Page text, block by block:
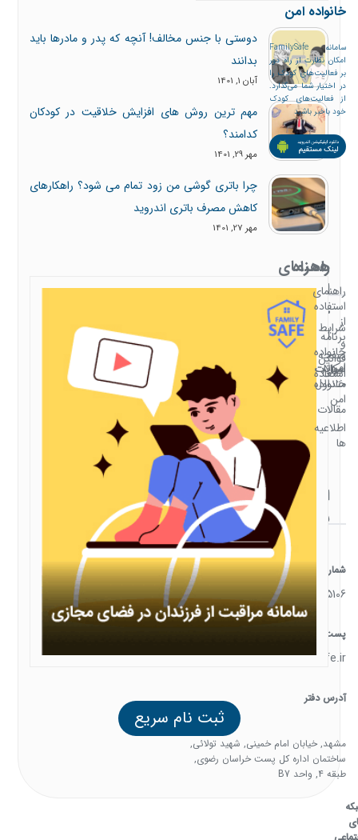
دوستی با جنس مخالف! آنچه که پدر و مادرها باید
بدانند
آبان 1, 1401
مهم ترین روش های افزایش خلاقیت در کودکان
کدامند؟
مهر 29, 1401
چرا باتری گوشی من زود تمام می شود؟ راهکارهای
کاهش مصرف باتری اندروید
مهر 27, 1401
ثبت نام سریع
خانواده امن
سامانه FamilySafe
امکان نظارت از راه دور
بر فعالیت‌های کودک را
در اختیار شما می‌گذارد.
از فعالیت‌های کودک
خود باخبر باشید
همراه
با
خانواده
امن
صفحه
اصلی
امکانات
خانواده
امن
مقالات
اطلاعیه
ها
راهنمای
استفادهراهنمای
استفاده
از
برنامه
خانواده
امن
شرایط
و
قوانین
استفاده
سوالات
متداول
ارتباط
با ما
شماره تماس
05138385106
پست الکترونیک
support@familysafe.ir
آدرس دفتر
مشهد, خیابان امام خمینی, شهید تولائی,
ساختمان اداره کل پست خراسان رضوی,
طبقه 4, واحد B7